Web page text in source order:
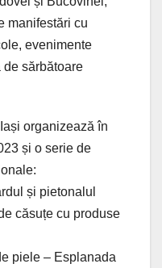
manifestări cu
evenimente
de sărbătoare
organizează în
și o serie de
și pietonalul
căsuțe cu produse
piele – Esplanada